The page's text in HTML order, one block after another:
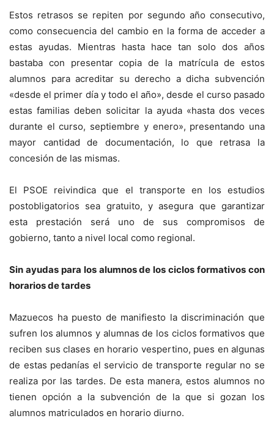
Estos retrasos se repiten por segundo año consecutivo,
como consecuencia del cambio en la forma de acceder a
estas ayudas. Mientras hasta hace tan solo dos años
bastaba con presentar copia de la matrícula de estos
alumnos para acreditar su derecho a dicha subvención
«desde el primer día y todo el año», desde el curso pasado
estas familias deben solicitar la ayuda «hasta dos veces
durante el curso, septiembre y enero», presentando una
mayor cantidad de documentación, lo que retrasa la
concesión de las mismas.
El PSOE reivindica que el transporte en los estudios
postobligatorios sea gratuito, y asegura que garantizar
esta prestación será uno de sus compromisos de
gobierno, tanto a nivel local como regional.
Sin ayudas para los alumnos de los ciclos formativos con
horarios de tardes
Mazuecos ha puesto de manifiesto la discriminación que
sufren los alumnos y alumnas de los ciclos formativos que
reciben sus clases en horario vespertino, pues en algunas
de estas pedanías el servicio de transporte regular no se
realiza por las tardes. De esta manera, estos alumnos no
tienen opción a la subvención de la que si gozan los
alumnos matriculados en horario diurno.